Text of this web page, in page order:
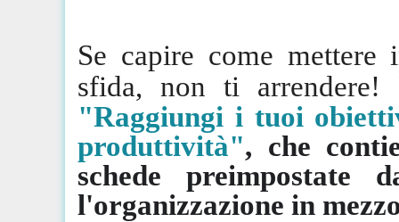
Se capire come mettere
sfida, non ti
"Raggiungi i tuoi
produttività", che
schede
l'organizzazione in